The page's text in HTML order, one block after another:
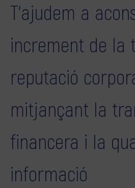
T‘ajudem a
increment de la
reputació
mitjançant la
financera i la
informació